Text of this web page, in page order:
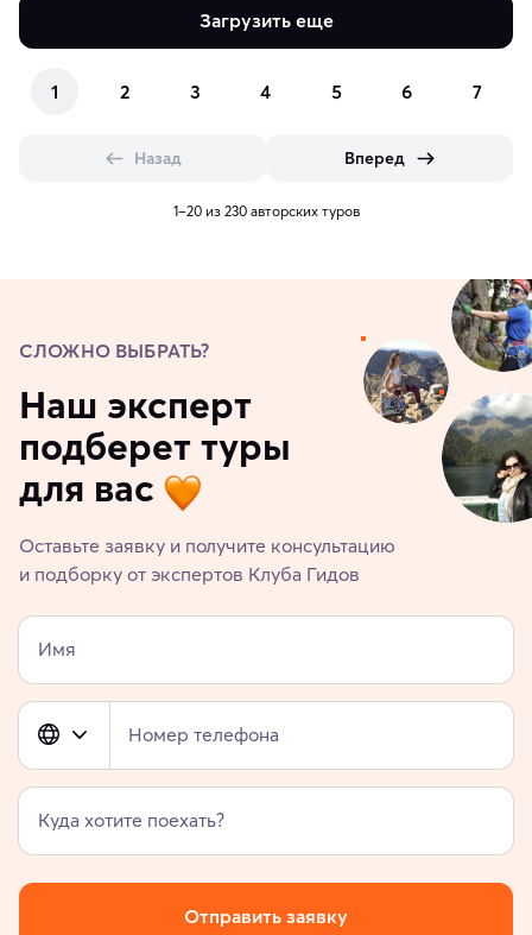
Загрузить еще
1 2 3 4 5 6 7
Назад Вперед
1–20 из 230 авторских туров
СЛОЖНО ВЫБРАТЬ?
Наш эксперт
подберет туры
для вас
Оставьте заявку и получите консультацию
и подборку от экспертов Клуба Гидов
Имя
Номер телефона
Куда хотите поехать?
Отправить заявку